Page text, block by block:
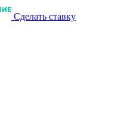
Сделать ставку